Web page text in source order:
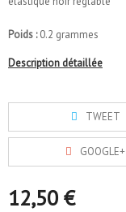
Poids :0.2 grammes
Description détaillée
TWEET
GOOGLE+
12,50 €